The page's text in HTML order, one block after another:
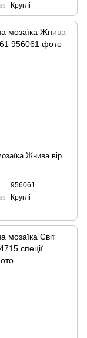
Круглі
956061
Круглі